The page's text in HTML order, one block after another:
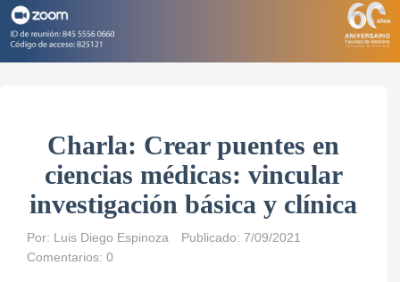
Charla: Crear puentes en
ciencias médicas: vincular
investigación básica y clínica
Por: Luis Diego Espinoza
Publicado: 7/09/2021
Comentarios: 0